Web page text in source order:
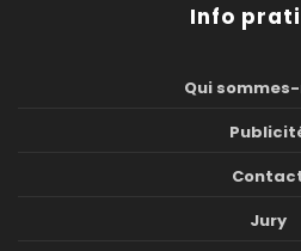
Info
Qui
Jury